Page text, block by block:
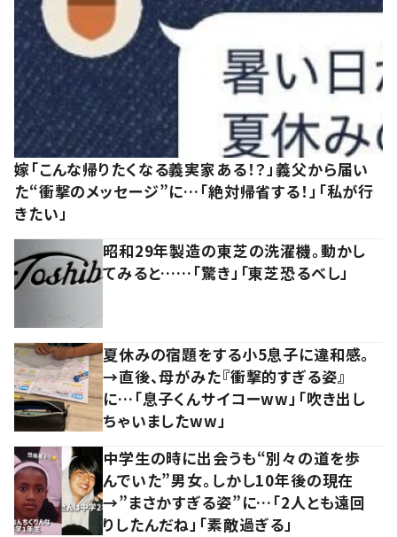
嫁「こんな帰りたくなる義実家ある！？」義父から届い
た“衝撃のメッセージ”に…「絶対帰省する！」「私が行
きたい」
昭和29年製造の東芝の洗濯機。動かし
てみると……「驚き」「東芝恐るべし」
夏休みの宿題をする小5息子に違和感。
→直後、母がみた『衝撃的すぎる姿』
に…「息子くんサイコーww」「吹き出し
ちゃいましたww」
中学生の時に出会うも“別々の道を歩
んでいた”男女。しかし10年後の現在
→”まさかすぎる姿”に…「2人とも遠回
りしたんだね」「素敵過ぎる」